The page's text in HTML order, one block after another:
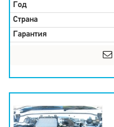
Год
Страна
Гарантия